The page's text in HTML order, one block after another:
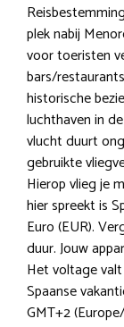
plek nabij
voor toeristen
bars/
historische
luchthaven in
vlucht duurt
gebruikte
Hierop vlieg je
hier spreekt is
Euro (EUR).
duur. Jouw
Het voltage
Spaanse
GMT+2